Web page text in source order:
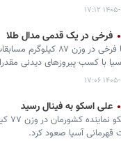
۱۷:۱۲
فرخی در یک قدمی مدال طلا
غلامرضا فرخی در وزن ۸۷
با کسب پیروزهای دیدنی
۱۷:۰۶
علی اسکو به فینال رسید
علی
قهرمانی آسیا صعود کرد.